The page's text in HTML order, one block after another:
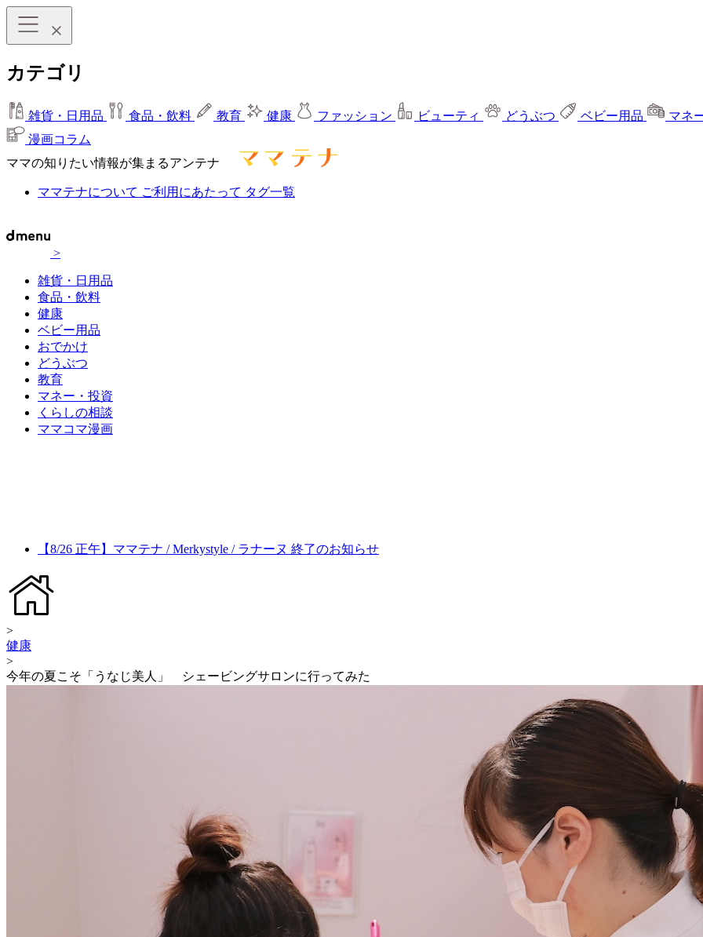
カテゴリ
雑貨・日用品 食品・飲料 教育 健康 ファッション ビューティ どうぶつ ベビー用品 マネ
漫画コラム
ママの知りたい情報が集まるアンテナ
ママテナについて ご利用にあたって タグ一覧
>
雑貨・日用品
食品・飲料
健康
ベビー用品
おでかけ
どうぶつ
教育
マネー・投資
くらしの相談
ママコマ漫画
【8/26 正午】ママテナ / Merkystyle / ラナーヌ 終了のお知らせ
>
健康
>
今年の夏こそ「うなじ美人」 シェービングサロンに行ってみた